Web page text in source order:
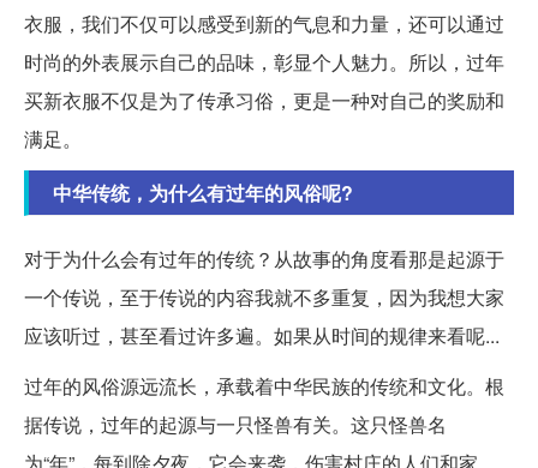
衣服，我们不仅可以感受到新的气息和力量，还可以通过
时尚的外表展示自己的品味，彰显个人魅力。所以，过年
买新衣服不仅是为了传承习俗，更是一种对自己的奖励和
满足。
中华传统，为什么有过年的风俗呢?
对于为什么会有过年的传统？从故事的角度看那是起源于
一个传说，至于传说的内容我就不多重复，因为我想大家
应该听过，甚至看过许多遍。如果从时间的规律来看呢...
过年的风俗源远流长，承载着中华民族的传统和文化。根
据传说，过年的起源与一只怪兽有关。这只怪兽名
为“年”，每到除夕夜，它会来袭，伤害村庄的人们和家